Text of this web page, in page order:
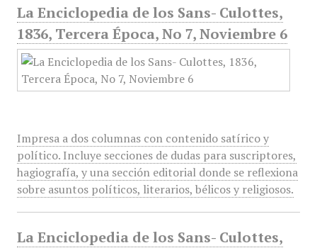
La Enciclopedia de los Sans- Culottes,
1836, Tercera Época, No 7, Noviembre 6
Impresa a dos columnas con contenido satírico y
político. Incluye secciones de dudas para suscriptores,
hagiografía, y una sección editorial donde se reflexiona
sobre asuntos políticos, literarios, bélicos y religiosos.
La Enciclopedia de los Sans- Culottes,